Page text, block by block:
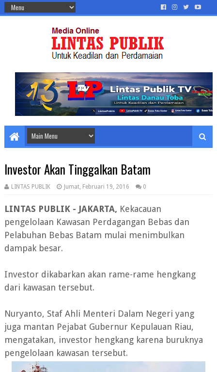
Investor Akan Tinggalkan Batam
LINTAS PUBLIK Jumat, Februari 19, 2016 0
LINTAS PUBLIK - JAKARTA, Kekacauan
pengelolaan Kawasan Perdagangan Bebas dan
Pelabuhan Bebas Batam mulai menimbulkan
dampak besar.
Investor dikabarkan akan rame-rame hengkang
dari kawasan tersebut.
Nuryanto, Staf Ahli Menteri Dalam Negeri yang
juga mantan Pejabat Gubernur Kepulauan Riau,
mengatakan, investor hengkang karena buruknya
pengelolaan kawasan tersebut.